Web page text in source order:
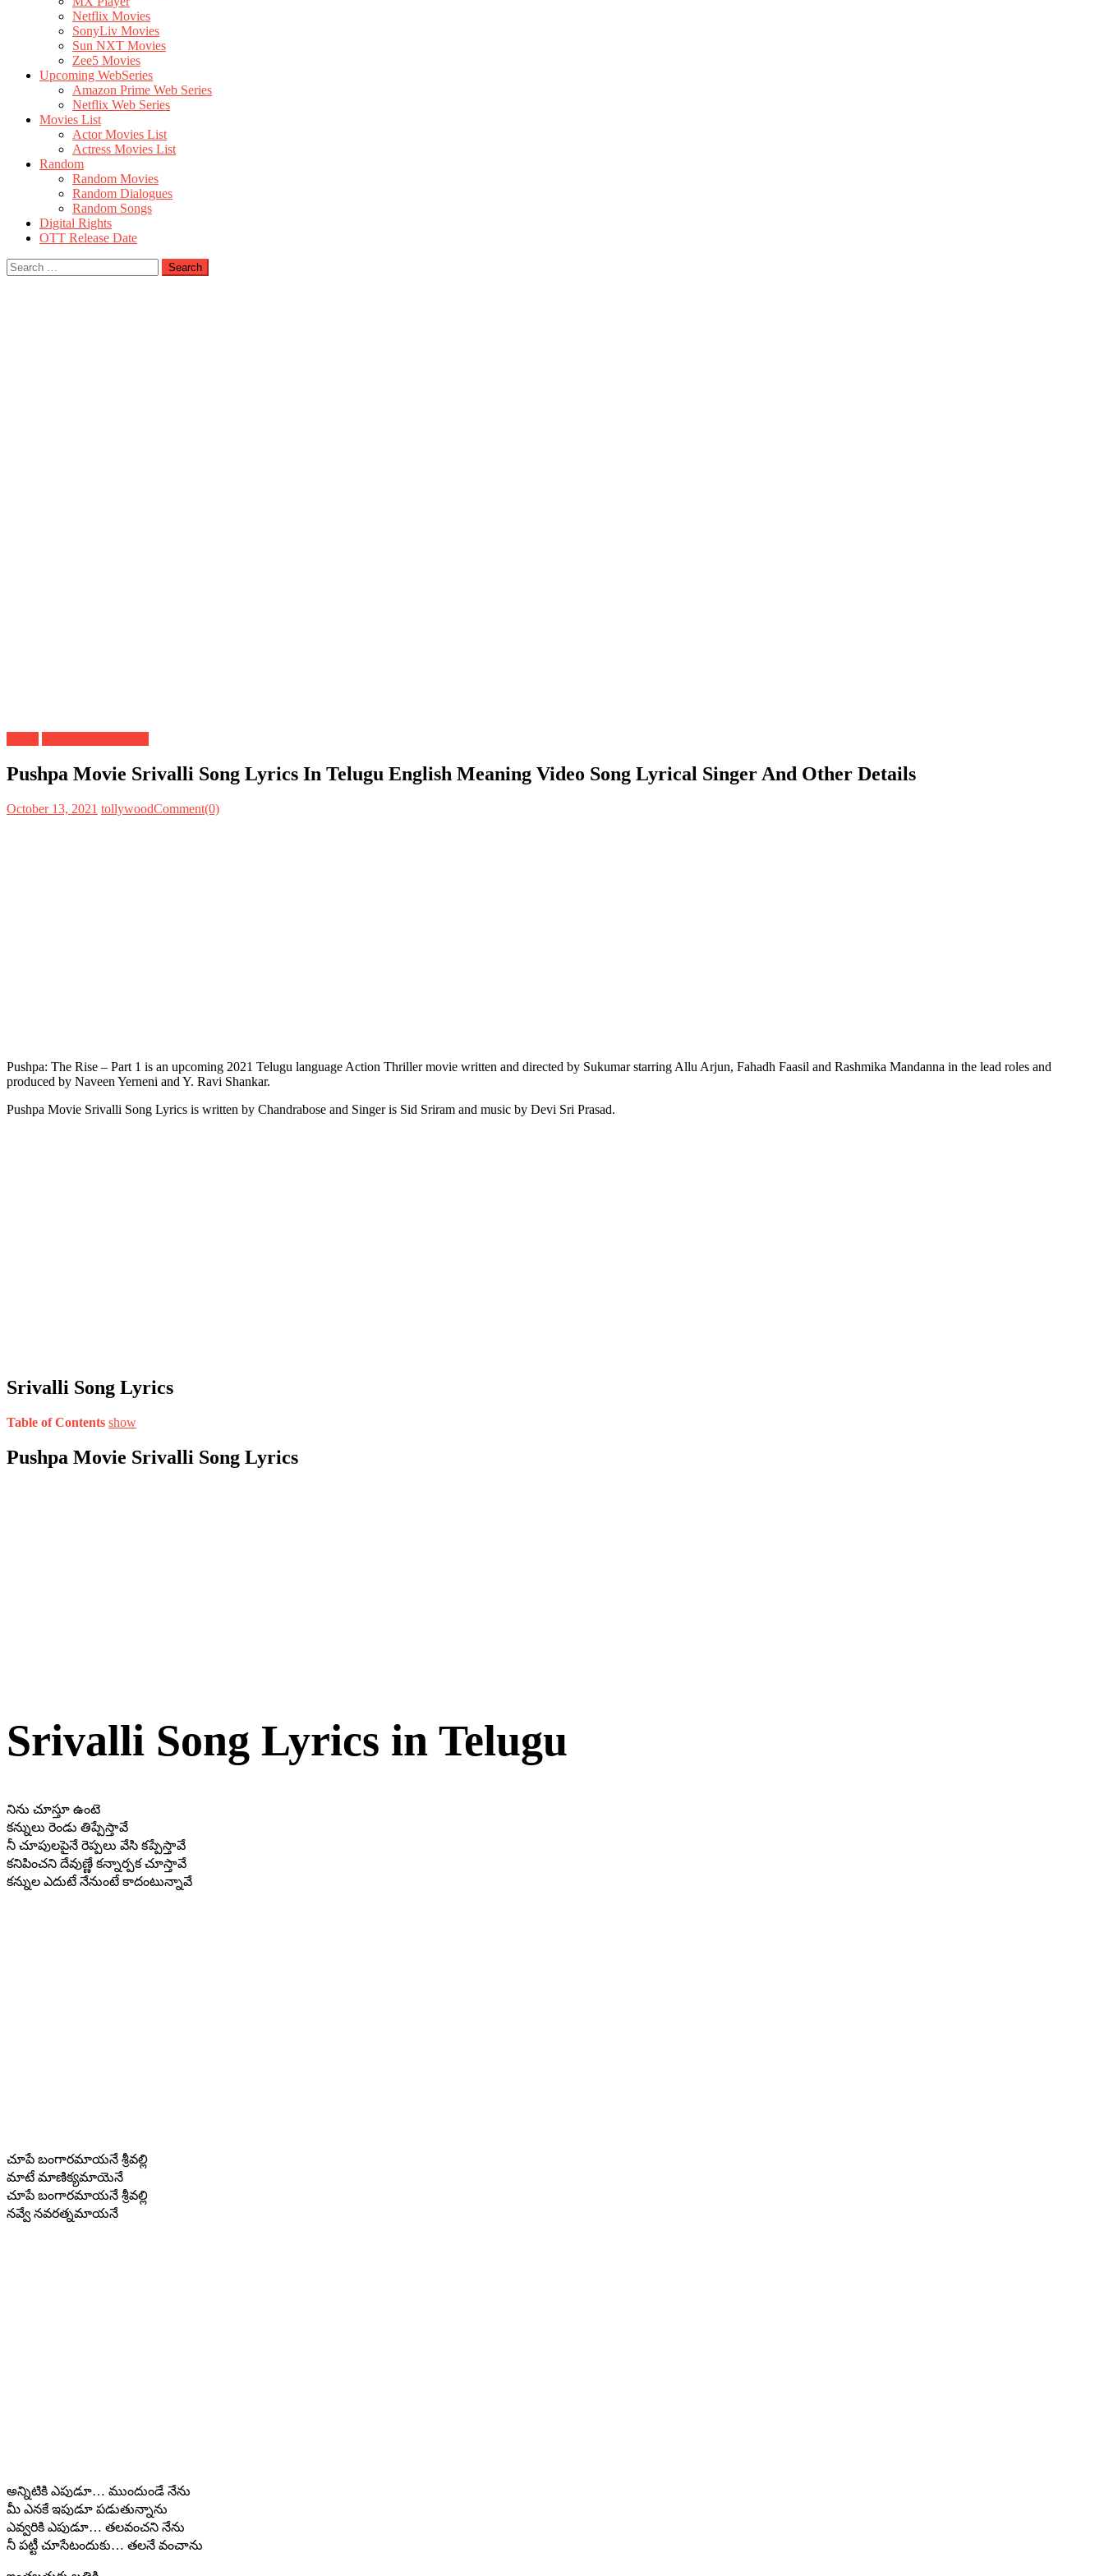
Netflix Movies
SonyLiv Movies
Sun NXT Movies
Zee5 Movies
Upcoming WebSeries
Amazon Prime Web Series
Netflix Web Series
Movies List
Actor Movies List
Actress Movies List
Random
Random Movies
Random Dialogues
Random Songs
Digital Rights
OTT Release Date
Search
for:
Pushpa Movie Srivalli Song Lyrics In Telugu English Meaning Video Song Lyrical Singer And Other Details
October 13, 2021 tollywoodComment(0)
Pushpa: The Rise – Part 1 is an upcoming 2021 Telugu language Action Thriller movie written and directed by Sukumar starring Allu Arjun, Fahadh Faasil and Rashmika Mandanna in the lead roles and
produced by Naveen Yerneni and Y. Ravi Shankar.
Pushpa Movie Srivalli Song Lyrics is written by Chandrabose and Singer is Sid Sriram and music by Devi Sri Prasad.
Srivalli Song Lyrics
Table of Contents show
Pushpa Movie Srivalli Song Lyrics
Srivalli Song Lyrics in Telugu
నిను చూస్తూ ఉంటె
కన్నులు రెండు తిప్పేస్తావే
నీ చూపులపైనే రెప్పలు వేసి కప్పేస్తావే
కనిపించని దేవుణ్ణే కన్నార్పక చూస్తావే
కన్నుల ఎదుటే నేనుంటే కాదంటున్నావే
చూపే బంగారమాయనే శ్రీవల్లి
మాటే మాణిక్యమాయెనే
చూపే బంగారమాయనే శ్రీవల్లి
నవ్వే నవరత్నమాయనే
అన్నిటికి ఎపుడూ… ముందుండే నేను
మీ ఎనకే ఇపుడూ పడుతున్నాను
ఎవ్వరికి ఎపుడూ… తలవంచని నేను
నీ పట్టీ చూసేటందుకు… తలనే వంచాను